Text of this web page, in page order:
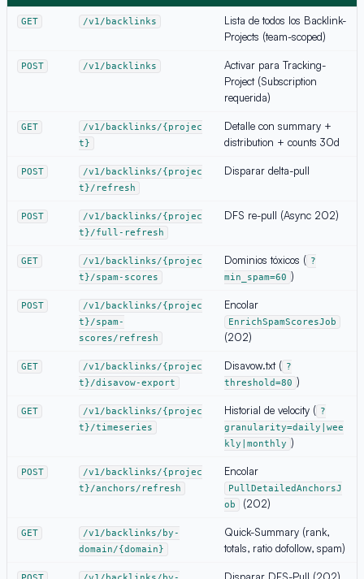
GET /v1/backlinks
Lista de todos los Backlink-
Projects (team-scoped)
POST /v1/backlinks
Activar para Tracking-
Project (Subscription
requerida)
GET
/v1/backlinks/{projec
t}
Detalle con summary +
distribution + counts 30d
POST
/v1/backlinks/{projec
t}/refresh
Disparar delta-pull
POST
/v1/backlinks/{projec
t}/full-refresh
DFS re-pull (Async 202)
GET
/v1/backlinks/{projec
t}/spam-scores
Dominios tóxicos ( ?
min_spam=60 )
POST
/v1/backlinks/{projec
t}/spam-
scores/refresh
Encolar
EnrichSpamScoresJob
(202)
GET
/v1/backlinks/{projec
t}/disavow-export
Disavow.txt ( ?
threshold=80 )
GET
/v1/backlinks/{projec
t}/timeseries
Historial de velocity ( ?
granularity=daily|wee
kly|monthly )
POST
/v1/backlinks/{projec
t}/anchors/refresh
Encolar
PullDetailedAnchorsJ
ob
(202)
GET
/v1/backlinks/by-
domain/{domain}
Quick-Summary (rank,
totals, ratio dofollow, spam)